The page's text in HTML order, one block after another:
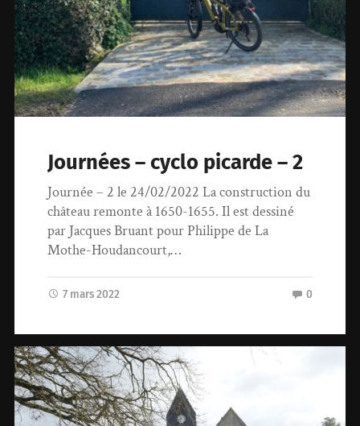
Journées – cyclo picarde – 2
Journée – 2 le 24/02/2022 La construction du
château remonte à 1650-1655. Il est dessiné
par Jacques Bruant pour Philippe de La
Mothe-Houdancourt,…
7 mars 2022 0